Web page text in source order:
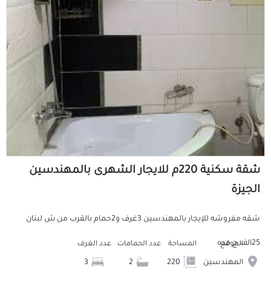
شقة سكنية 220م للايجار الشهرى بالمهندسين
الجيزة
شقه مفروشه للإيجار بالمهندسين 3غرف و2حمام بالقرب من ش لبنان
25الف ج مده الموقع
المهندسين
المساحة عدد الحمامات عدد الغرف